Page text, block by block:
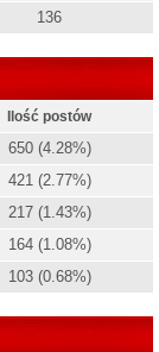
136
Ilość postów
650 (4.28%)
421 (2.77%)
217 (1.43%)
164 (1.08%)
103 (0.68%)